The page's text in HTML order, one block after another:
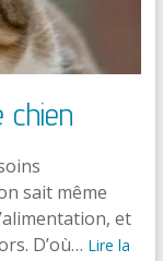
chien
sait même
et
D’où… Lire la